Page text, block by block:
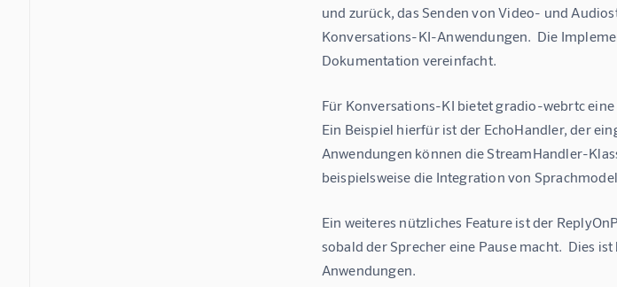
und zurück, das Senden von Video- und
Konversations-KI-Anwendungen.  Die
Dokumentation vereinfacht.
Für Konversations-KI bietet gradio-webrtc
Ein Beispiel hierfür ist der EchoHandler, der
Anwendungen können die StreamHandler-
beispielsweise die Integration von
Ein weiteres nützliches Feature ist der
sobald der Sprecher eine Pause macht.  Dies
Anwendungen.